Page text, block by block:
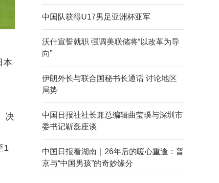
本
决
1
中国队获得U17男足亚洲杯亚军
沃什宣誓就职 强调美联储将“以改革为导
向”
伊朗外长与联合国秘书长通话 讨论地区
局势
中国日报社社长兼总编辑曲莹璞与深圳市
委书记靳磊座谈
中国日报看湖南｜26年后的暖心重逢：普
京与“中国男孩”的奇妙缘分